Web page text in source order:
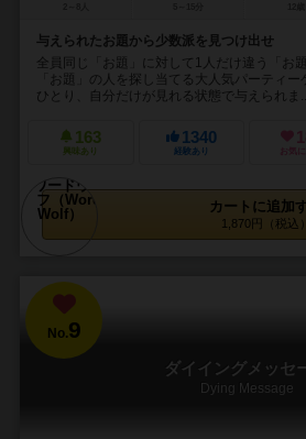
与えられたお題から少数派を見つけ出せ
全員同じ「お題」に対して1人だけ違う「お
「お題」の人を探し当てる大人気パーティー
ひとり、自分だけが見れる状態で与えられま
163
興味あり
1340
経験あり お気
カートに追加
1,870円（税込）
No.9
ダイイングメッセ
Dying Message